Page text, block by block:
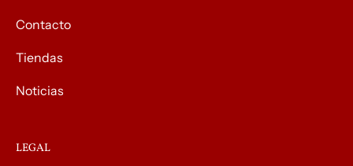
Contacto
Tiendas
Noticias
LEGAL